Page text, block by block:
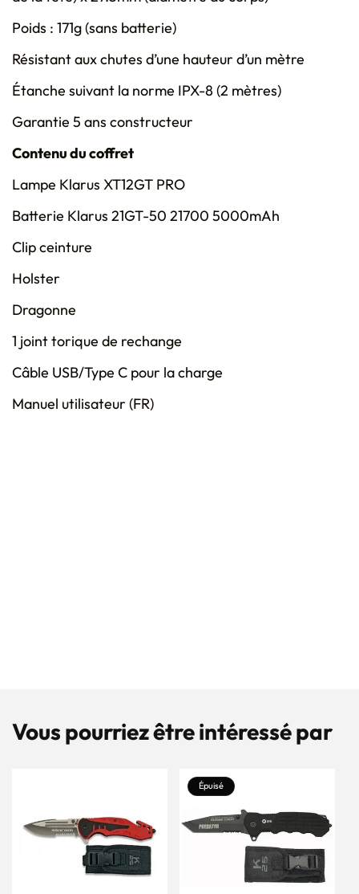
Poids : 171g (sans batterie)
Résistant aux chutes d’une hauteur d’un mètre
Étanche suivant la norme IPX-8 (2 mètres)
Garantie 5 ans constructeur
Contenu du coffret
Lampe Klarus XT12GT PRO
Batterie Klarus 21GT-50 21700 5000mAh
Clip ceinture
Holster
Dragonne
1 joint torique de rechange
Câble USB/Type C pour la charge
Manuel utilisateur (FR)
Vous pourriez être intéressé par
Épuisé